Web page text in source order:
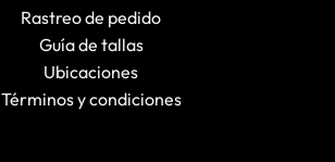
Rastreo de pedido
Guía de tallas
Ubicaciones
Términos y condiciones